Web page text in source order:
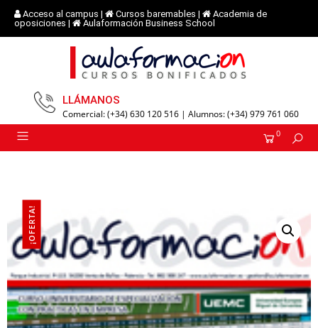
Acceso al campus | Cursos baremables |
Academia de
oposiciones | Aulaformación Business School
LLÁMANOS
Comercial: (+34) 630 120 516 | Alumnos: (+34) 979 761 060
0
¡OFERTA!